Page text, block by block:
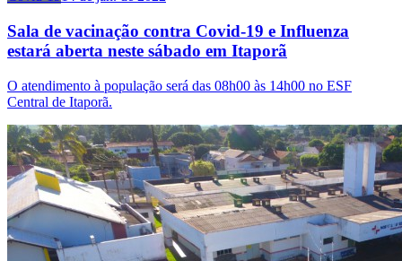
Sala de vacinação contra Covid-19 e Influenza
estará aberta neste sábado em Itaporã
O atendimento à população será das 08h00 às 14h00 no ESF
Central de Itaporã.